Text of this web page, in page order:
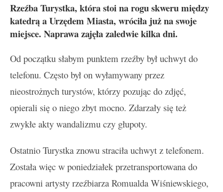
Rzeźba Turystka, która stoi na rogu skweru między
katedrą a Urzędem Miasta, wróciła już na swoje
miejsce. Naprawa zajęła zaledwie kilka dni.
Od początku słabym punktem rzeźby był uchwyt do
telefonu. Często był on wyłamywany przez
nieostrożnych turystów, którzy pozując do zdjęć,
opierali się o niego zbyt mocno. Zdarzały się też
zwykłe akty wandalizmu czy głupoty.
Ostatnio Turystka znowu straciła uchwyt z telefonem.
Została więc w poniedziałek przetransportowana do
pracowni artysty rzeźbiarza Romualda Wiśniewskiego,